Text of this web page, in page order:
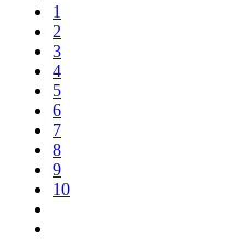
1
2
3
4
5
6
7
8
9
10